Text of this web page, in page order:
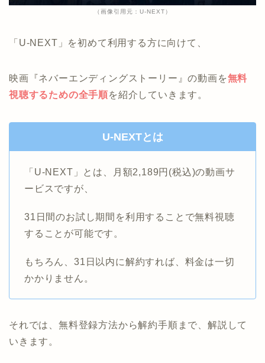
（画像引用元：U-NEXT）
「U-NEXT」を初めて利用する方に向けて、
映画『ネバーエンディングストーリー』の動画を無料
視聴するための全手順を紹介していきます。
U-NEXTとは
「U-NEXT」とは、月額2,189円(税込)の動画サ
ービスですが、
31日間のお試し期間を利用することで無料視聴
することが可能です。
もちろん、31日以内に解約すれば、料金は一切
かかりません。
それでは、無料登録方法から解約手順まで、解説して
いきます。